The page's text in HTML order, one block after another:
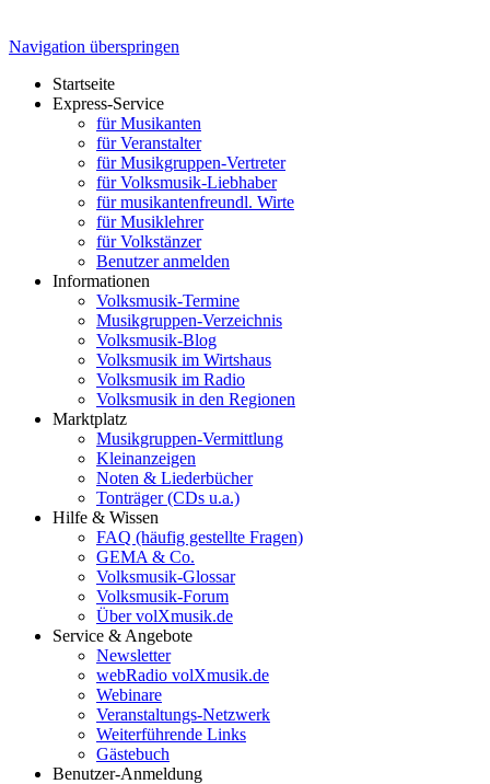
Navigation überspringen
Startseite
Express-Service
für Musikanten
für Veranstalter
für Musikgruppen-Vertreter
für Volksmusik-Liebhaber
für musikantenfreundl. Wirte
für Musiklehrer
für Volkstänzer
Benutzer anmelden
Informationen
Volksmusik-Termine
Musikgruppen-Verzeichnis
Volksmusik-Blog
Volksmusik im Wirtshaus
Volksmusik im Radio
Volksmusik in den Regionen
Marktplatz
Musikgruppen-Vermittlung
Kleinanzeigen
Noten & Liederbücher
Tonträger (CDs u.a.)
Hilfe & Wissen
FAQ (häufig gestellte Fragen)
GEMA & Co.
Volksmusik-Glossar
Volksmusik-Forum
Über volXmusik.de
Service & Angebote
Newsletter
webRadio volXmusik.de
Webinare
Veranstaltungs-Netzwerk
Weiterführende Links
Gästebuch
Benutzer-Anmeldung